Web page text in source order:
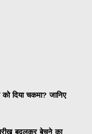
दिया चकमा? जानिए
बदलकर बेचने का